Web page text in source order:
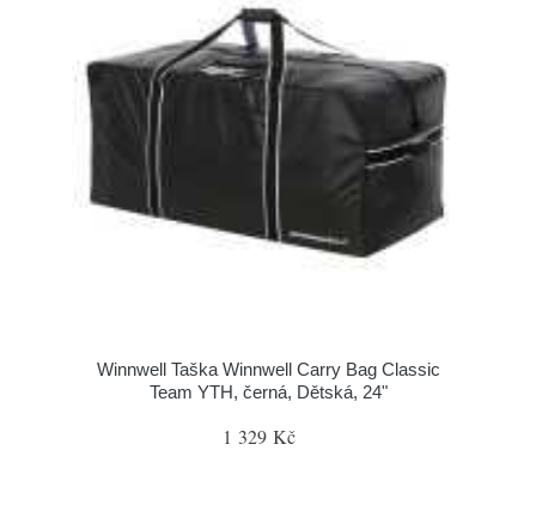
Winnwell Taška Winnwell Carry Bag Classic
Team YTH, černá, Dětská, 24"
1 329 Kč